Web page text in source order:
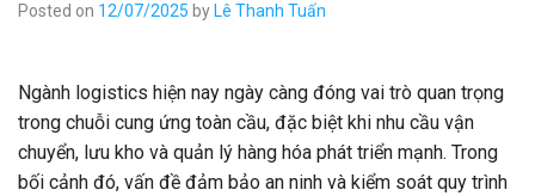
Posted on 12/07/2025 by Lê Thanh Tuấn
Ngành logistics hiện nay ngày càng đóng vai trò quan trọng
trong chuỗi cung ứng toàn cầu, đặc biệt khi nhu cầu vận
chuyển, lưu kho và quản lý hàng hóa phát triển mạnh. Trong
bối cảnh đó, vấn đề đảm bảo an ninh và kiểm soát quy trình